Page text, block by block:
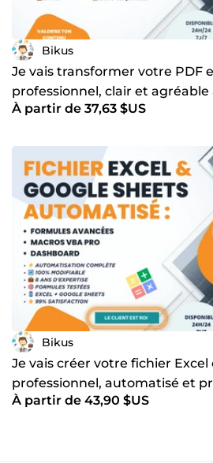
Bikus
Je vais transformer votre PDF
professionnel, clair et agréable
À partir de 37,63 $US
Bikus
Je vais créer votre fichier Excel
professionnel, automatisé et
À partir de 43,90 $US